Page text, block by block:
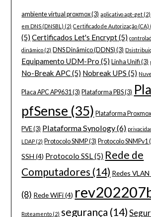
ambiente virtual proxmox(3) aplicativo apt-get (2)
em DNS (DNSBL) (2) Certificado de Autorização (CA)
(5) Certificados Let's Encrypt(5)
dinâmico (2) DNS Dinâmico (DDNS) (3)
Equipamento UDM-Pro (5) Linha Unifi (3)
No-Break APC(5) Nobreak UPS (5)
Placa APC AP9631 (3) Plataforma PBS(3)
pfSense (35) Plataforma Proxmox
PVE(3) Plataforma Synology(6)
LDAP (2) Protocolo SNMP(3) Protocolo SNMPv1
SSH (4) Protocolo SSL(5) Rede de
Computadores (14) Redes VLAN
(8) Rede WiFi(4)
Roteamento (2) segurança (14)